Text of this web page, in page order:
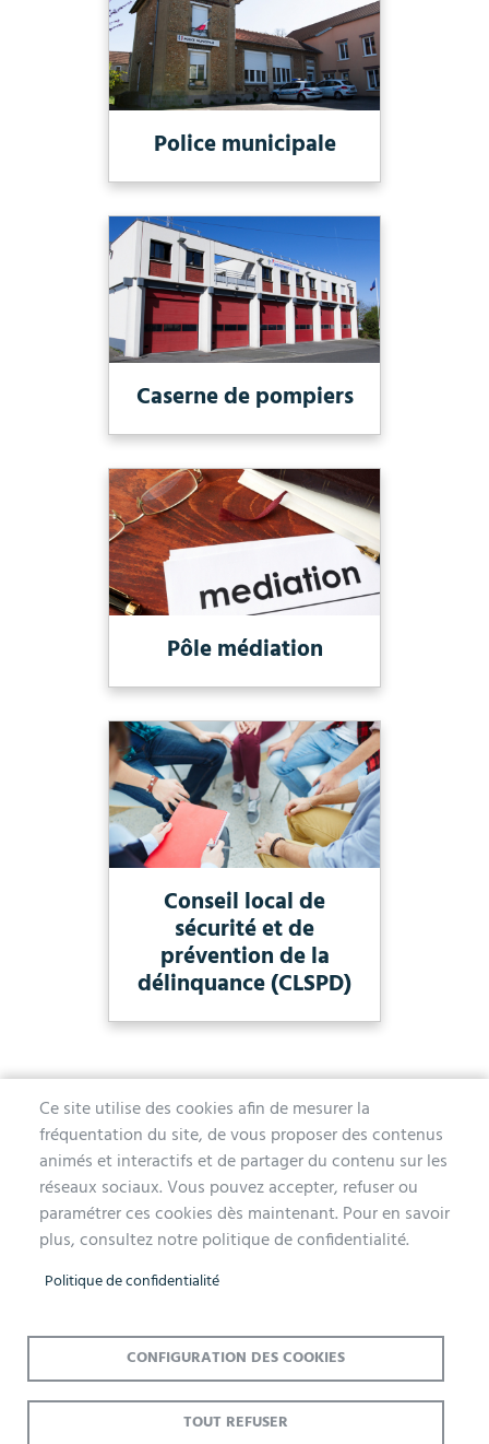
Police municipale
Caserne de pompiers
Pôle médiation
Conseil local de
sécurité et de
prévention de la
délinquance (CLSPD)
Ce site utilise des cookies afin de mesurer la
fréquentation du site, de vous proposer des contenus
animés et interactifs et de partager du contenu sur les
réseaux sociaux. Vous pouvez accepter, refuser ou
paramétrer ces cookies dès maintenant. Pour en savoir
plus, consultez notre politique de confidentialité.
Politique de confidentialité
CONFIGURATION DES COOKIES
TOUT REFUSER
MAIRIE D'AUBERGENVILLE
1 avenue de la Division Leclerc
78410 Aubergenville
Tél. 01 30 90 45 00
Lundi, mercredi, jeudi et vendredi de 9h à 12h et de 14h à 17h
Le samedi de 9h à 12h (Accueil et État-Civil)